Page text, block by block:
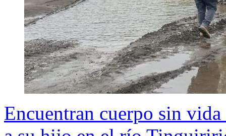
Encuentran cuerpo sin vida